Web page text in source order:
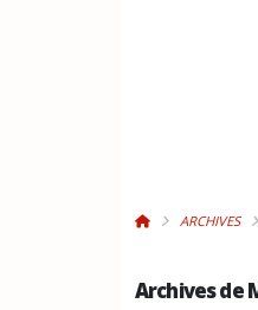
ARCHIVES
Archives de